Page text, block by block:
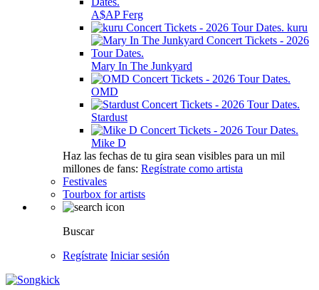
A$AP Ferg
kuru
Mary In The Junkyard
OMD
Stardust
Mike D
Haz las fechas de tu gira sean visibles para un mil
millones de fans: Regístrate como artista
Festivales
Tourbox for artists
Buscar
Regístrate Iniciar sesión